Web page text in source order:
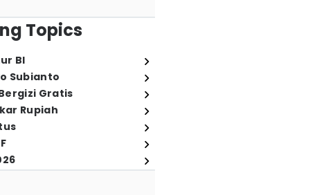
Topics
BI
Subianto
Gratis
Rupiah